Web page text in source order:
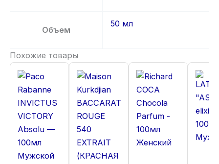
Объем
50 мл
Похожие товары